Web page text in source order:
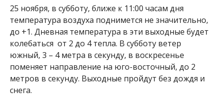
25 ноября, в субботу, ближе к 11:00 часам дня
температура воздуха поднимется не значительно,
до +1. Дневная температура в эти выходные будет
колебаться от 2 до 4 тепла. В субботу ветер
южный, 3 – 4 метра в секунду, в воскресенье
поменяет направление на юго-восточный, до 2
метров в секунду. Выходные пройдут без дождя и
снега.